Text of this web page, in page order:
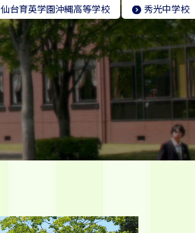
仙台育英学園沖縄高等学校 秀光中学校